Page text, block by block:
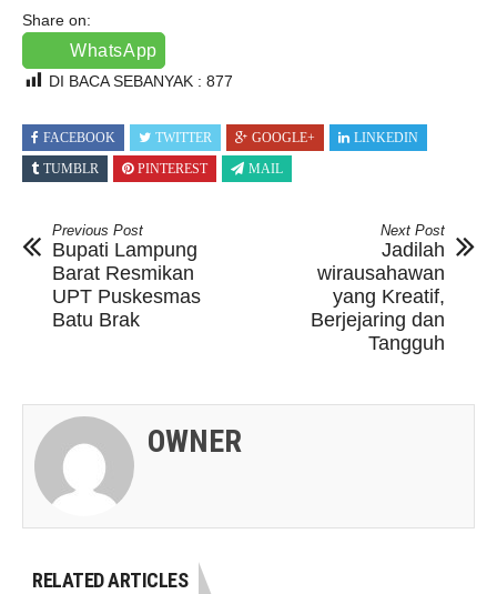
Share on:
WhatsApp
DI BACA SEBANYAK : 877
FACEBOOK TWITTER GOOGLE+
LINKEDIN
TUMBLR
PINTEREST MAIL
Previous Post
Bupati Lampung
Barat Resmikan
UPT Puskesmas
Batu Brak
Next Post
Jadilah
wirausahawan
yang Kreatif,
Berjejaring dan
Tangguh
OWNER
RELATED ARTICLES